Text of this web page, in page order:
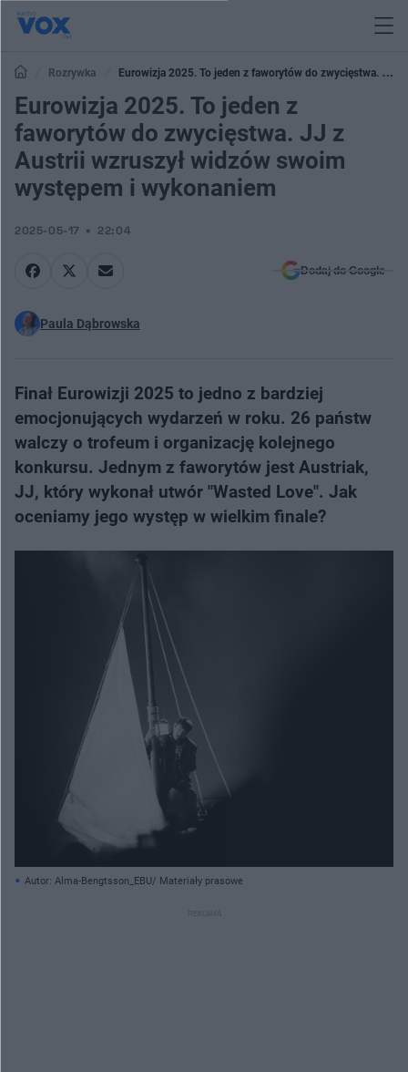
Rozrywka
Eurowizja 2025. To jeden z faworytów do zwycięstwa. JJ z
Austrii wzruszył widzów swoim występem i wykonaniem
Eurowizja 2025. To jeden z
faworytów do zwycięstwa. JJ z
Austrii wzruszył widzów swoim
występem i wykonaniem
2025-05-17 22:04
Dodaj do Google
Paula Dąbrowska
Finał Eurowizji 2025 to jedno z bardziej
emocjonujących wydarzeń w roku. 26 państw
walczy o trofeum i organizację kolejnego
konkursu. Jednym z faworytów jest Austriak,
JJ, który wykonał utwór "Wasted Love". Jak
oceniamy jego występ w wielkim finale?
Autor: Alma-Bengtsson_EBU/ Materiały prasowe